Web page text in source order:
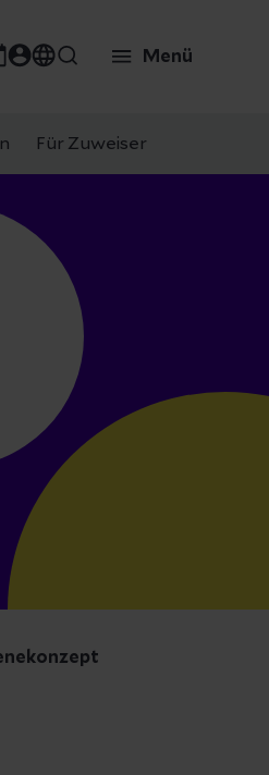
Menü
Für Zuweiser